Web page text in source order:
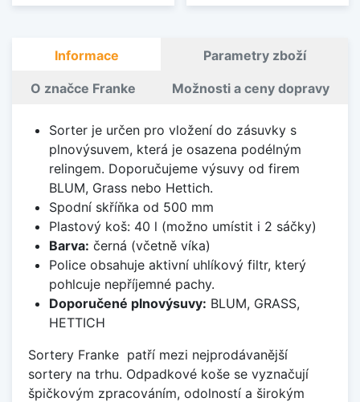
Informace Parametry zboží
O značce Franke Možnosti a ceny dopravy
Sorter je určen pro vložení do zásuvky s
plnovýsuvem, která je osazena podélným
relingem. Doporučujeme výsuvy od firem
BLUM, Grass nebo Hettich.
Spodní skříňka od 500 mm
Plastový koš: 40 l (možno umístit i 2 sáčky)
Barva: černá (včetně víka)
Police obsahuje aktivní uhlíkový filtr, který
pohlcuje nepříjemné pachy.
Doporučené plnovýsuvy: BLUM, GRASS,
HETTICH
Sortery Franke patří mezi nejprodávanější
sortery na trhu. Odpadkové koše se vyznačují
špičkovým zpracováním, odolností a širokým